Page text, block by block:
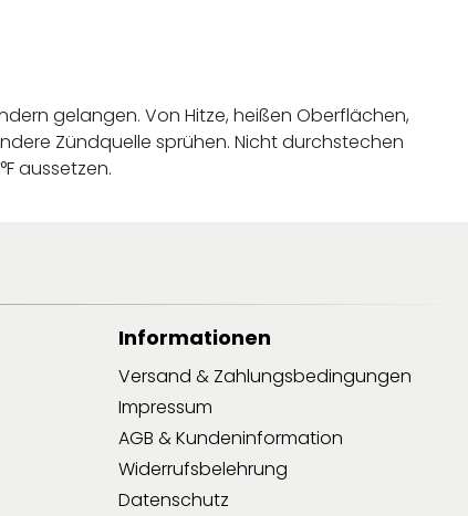
gelangen. Von Hitze, heißen Oberflächen,
Zündquelle sprühen. Nicht durchstechen
aussetzen.
Informationen
Versand & Zahlungsbedingungen
Impressum
AGB & Kundeninformation
Widerrufsbelehrung
Datenschutz